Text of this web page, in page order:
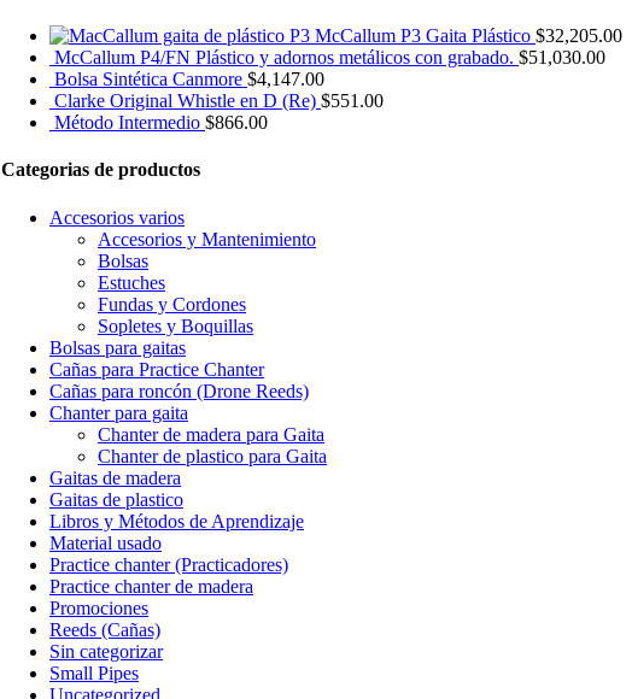
McCallum P3 Gaita Plástico $32,205.00
McCallum P4/FN Plástico y adornos metálicos con grabado. $51,030.00
Bolsa Sintética Canmore $4,147.00
Clarke Original Whistle en D (Re) $551.00
Método Intermedio $866.00
Categorias de productos
Accesorios varios
Accesorios y Mantenimiento
Bolsas
Estuches
Fundas y Cordones
Sopletes y Boquillas
Bolsas para gaitas
Cañas para Practice Chanter
Cañas para roncón (Drone Reeds)
Chanter para gaita
Chanter de madera para Gaita
Chanter de plastico para Gaita
Gaitas de madera
Gaitas de plastico
Libros y Métodos de Aprendizaje
Material usado
Practice chanter (Practicadores)
Practice chanter de madera
Promociones
Reeds (Cañas)
Sin categorizar
Small Pipes
Uncategorized